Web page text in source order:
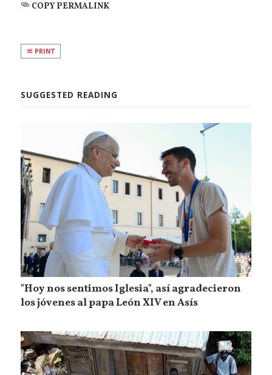
COPY PERMALINK
PRINT
SUGGESTED READING
"Hoy nos sentimos Iglesia", así agradecieron
los jóvenes al papa León XIV en Asís